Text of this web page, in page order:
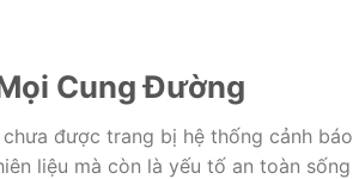
Cung Đường
được trang bị hệ thống cảnh báo
liệu mà còn là yếu tố an toàn sống